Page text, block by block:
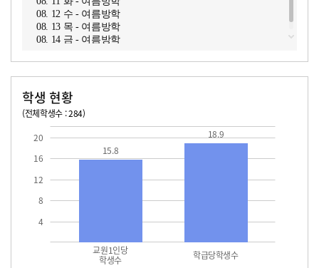
08. 12 수 - 여름방학
08. 13 목 - 여름방학
08. 14 금 - 여름방학
학생 현황
(전체학생수 : 284)
4
8
12
16
20
교원1인당
학생수 학급당학생수
15.8
18.9